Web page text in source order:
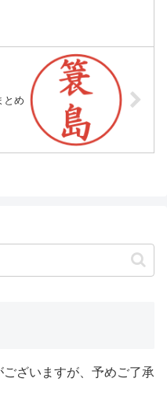
とめ
ざいますが、予めご了承